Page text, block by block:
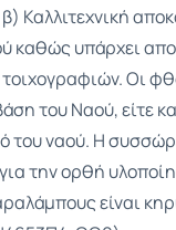
Καλλιτεχνική
καθώς υπάρχει
Οι
του Ναού, είτε
ναού. Η
την ορθή
είναι